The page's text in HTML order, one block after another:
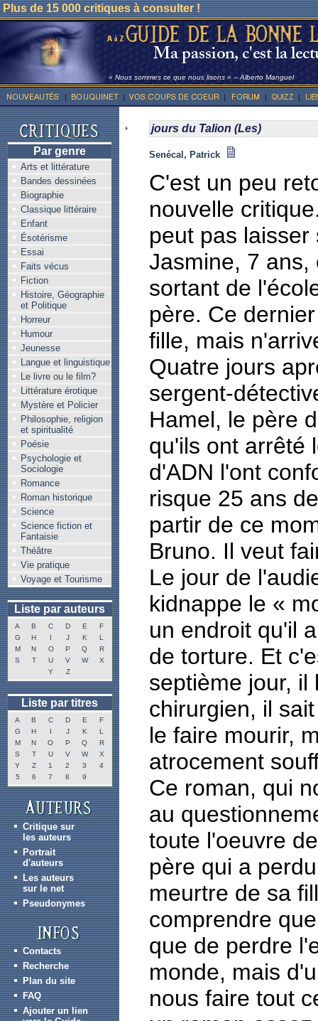
Plus de 15 000 critiques à consulter !
« Nous sommes ce que nous lisons » -- Alberto Manguel
Par genre
Arts et littérature
Bandes dessinées
Biographie
Classique littéraire
Enfant
Ésotérisme
Essai
Faits vécus
Fiction
Histoire, Géographie
et Politique
Horreur
Humour
Jeunesse
Langue et linguistique
Le livre ou le film?
Littérature érotique
Mystère et Policier
Philosophie, religion
et spiritualité
Poésie
Psychologie et
Sociologie
Romance
Roman historique
Science
Science fiction et
Fantaisie
Théâtre
Vie pratique
Voyage et Tourisme
Liste par auteurs
A B C D E
F
G
H I J K
L
M
N O P Q
R
S
T U V W
X
Y
Z
Liste par titres
A B C D E
F
G
H I J K
L
M
N O P Q
R
S
T U V W
X
Y
Z 1 2 3
4
5
6 7 8 9
Critique sur
les auteurs
Portrait
d'auteurs
Les auteurs
sur le net
Pseudonymes
Contacts
Recherche
Plan du site
FAQ
Ajouter un lien
jours du Talion (Les)
Senécal, Patrick
C'est un peu
nouvelle
peut pas
Jasmine, 7 ans,
sortant de
père. Ce
fille, mais
Quatre jours
sergent-
Hamel, le père
qu'ils ont arrêté
d'ADN l'ont
risque 25 ans
partir de ce
Bruno. Il veut
Le jour de
kidnappe le «
un endroit qu'il
de torture. Et
septième jour,
chirurgien, il
le faire mourir,
atrocement
Ce roman, qui
au
toute l'oeuvre
père qui a
meurtre de sa
comprendre
que de perdre
monde, mais
nous faire tout